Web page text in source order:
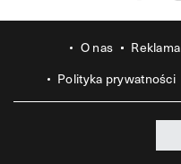
O nas Reklama
Polityka prywatności